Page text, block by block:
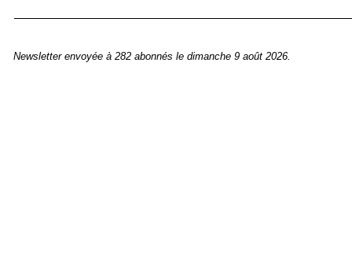
Newsletter envoyée à 282 abonnés le dimanche 9 août 2026.